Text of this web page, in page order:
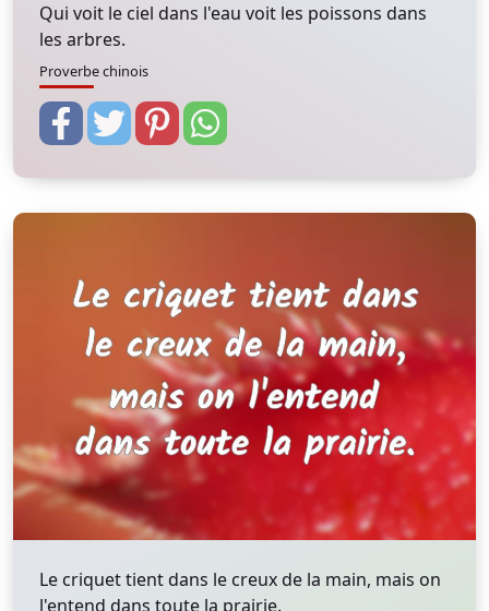
Qui voit le ciel dans l'eau voit les poissons dans
les arbres.
Proverbe chinois
Le criquet tient dans le creux de la main, mais on
l'entend dans toute la prairie.